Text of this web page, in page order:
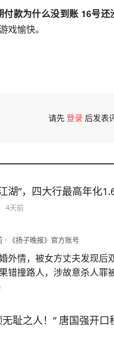
付款为什么没到账 16号还
戏愉快。
请先登录 后发表
湖”，四大行最高年化
4天前
· 《扬子晚报》官方账号
外情，被女方丈夫发现后
错撞路人，涉故意杀人罪
时分曾发生一起车祸，一
自己酒后“不知道怎么就撞
监控发现，龚豪开车前把
速提速，撞人前明显打了
耻之人！” 唐国强开口